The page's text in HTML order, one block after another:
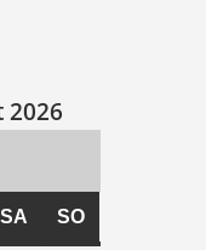
2026
SA SAMSTAG
SO